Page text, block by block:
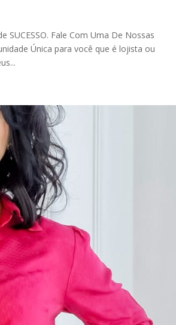
SUCESSO. Fale Com Uma De Nossas
Única para você que é lojista ou